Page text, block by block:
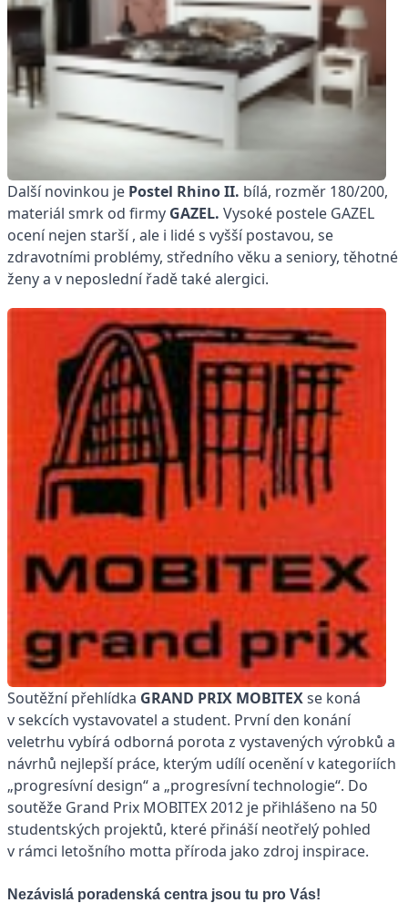
Další novinkou je Postel Rhino II. bílá, rozměr 180/200,
materiál smrk od firmy GAZEL. Vysoké postele GAZEL
ocení nejen starší , ale i lidé s vyšší postavou, se
zdravotními problémy, středního věku a seniory, těhotné
ženy a v neposlední řadě také alergici.
Soutěžní přehlídka GRAND PRIX MOBITEXse koná
v sekcích vystavovatel a student. První den konání
veletrhu vybírá odborná porota z vystavených výrobků a
návrhů nejlepší práce, kterým udílí ocenění v kategoriích
„progresívní design“ a „progresívní technologie“. Do
soutěže Grand Prix MOBITEX 2012 je přihlášeno na 50
studentských projektů, které přináší neotřelý pohled
v rámci letošního motta příroda jako zdroj inspirace.
Nezávislá poradenská centra jsou tu pro Vás!